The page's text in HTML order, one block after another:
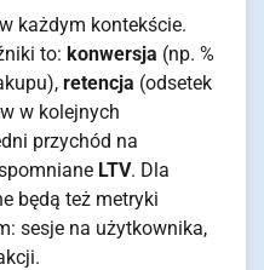
każdym kontekście.
to: konwersja (np. %
retencja (odsetek
w kolejnych
przychód na
LTV. Dla
będą też metryki
sesje na użytkownika,